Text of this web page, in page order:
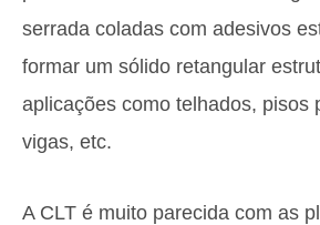
serrada coladas com adesivos
formar um sólido retangular
aplicações como telhados, pisos
vigas, etc.
A CLT é muito parecida com as